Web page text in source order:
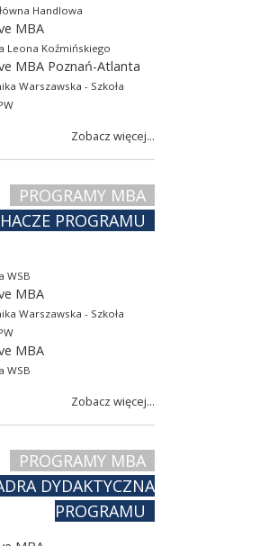
Handlowa
MBA
Leona Koźmińskiego
MBA Poznań-Atlanta
Warszawska - Szkoła
Zobacz więcej...
PROGRAMY MBA
PROGRAMU
WSB
MBA
Warszawska - Szkoła
MBA
WSB
Zobacz więcej...
PROGRAMY MBA
DYDAKTYCZNA
PROGRAMU